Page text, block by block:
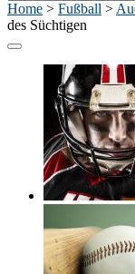
Home > Fußball >
des Süchtigen